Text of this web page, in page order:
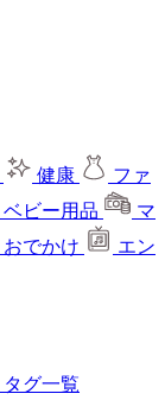
健康
ファ
ベビー用品
マ
おでかけ
エン
タグ一覧